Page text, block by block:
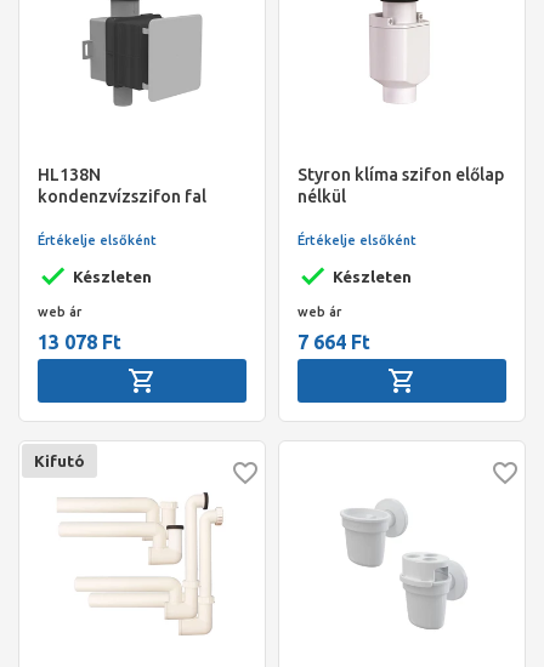
HL138N
kondenzvízszifon fal
Készleten
Értékelje elsőként
web ár
13 078 Ft
Styron klíma szifon előlap
nélkül
Készleten
Értékelje elsőként
web ár
7 664 Ft
Kifutó